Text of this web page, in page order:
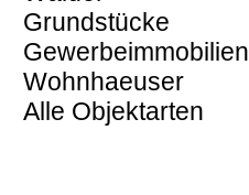
Grundstücke
Gewerbeimmobilien
Wohnhaeuser
Alle Objektarten